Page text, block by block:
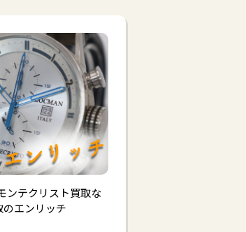
ンテクリスト買取な
のエンリッチ